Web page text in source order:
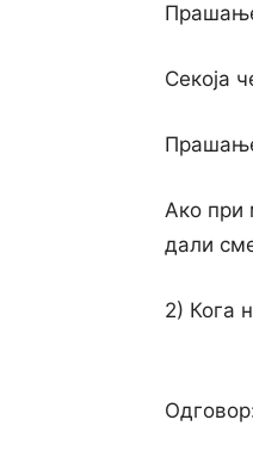
Секоја
Ако при
дали
2) Кога